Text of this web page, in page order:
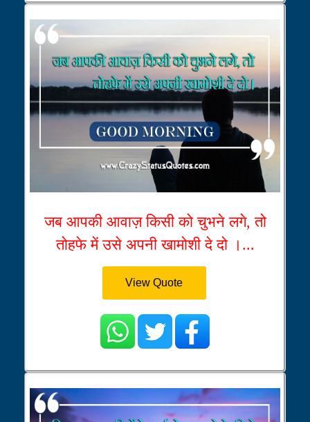
जब आपकी आवाज़ किसी को चुभने लगे, तो
तोहफे में उसे अपनी खामोशी दे दो ।...
View Quote